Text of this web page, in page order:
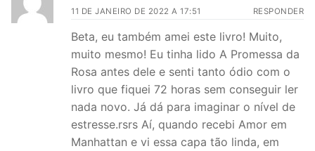
11 DE JANEIRO DE 2022 A 17:51 RESPONDER
Beta, eu também amei este livro! Muito,
muito mesmo! Eu tinha lido A Promessa da
Rosa antes dele e senti tanto ódio com o
livro que fiquei 72 horas sem conseguir ler
nada novo. Já dá para imaginar o nível de
estresse.rsrs Aí, quando recebi Amor em
Manhattan e vi essa capa tão linda, em